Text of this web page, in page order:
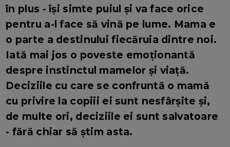
în plus - își simte puiul și va face orice
pentru a-l face să vină pe lume. Mama e
o parte a destinului fiecăruia dintre noi.
Iată mai jos o poveste emoționantă
despre instinctul mamelor și viață.
Deciziile cu care se confruntă o mamă
cu privire la copiii ei sunt nesfârșite și,
de multe ori, deciziile ei sunt salvatoare
- fără chiar să știm asta.